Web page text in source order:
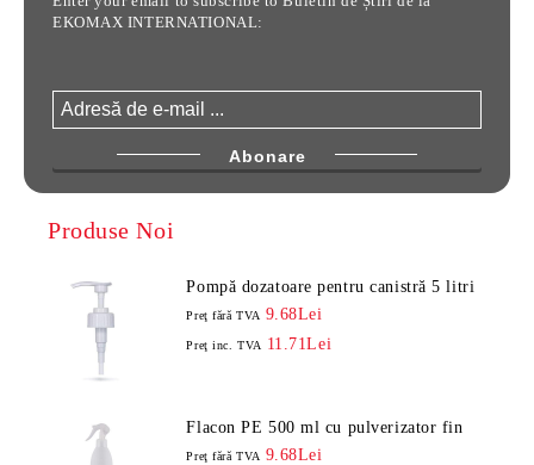
EKOMAX INTERNATIONAL:
Produse Noi
Pompă dozatoare pentru canistră 5 litri
Preţ fără TVA 9.68Lei
Preţ inc. TVA 11.71Lei
Flacon PE 500 ml cu pulverizator fin
Preţ fără TVA 9.68Lei